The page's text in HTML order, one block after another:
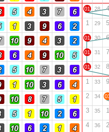
01 28 4
1 29 5
01 30 6
01 31 7
01 32 8
1 33 9
2 34
3 35 1
4 36 2